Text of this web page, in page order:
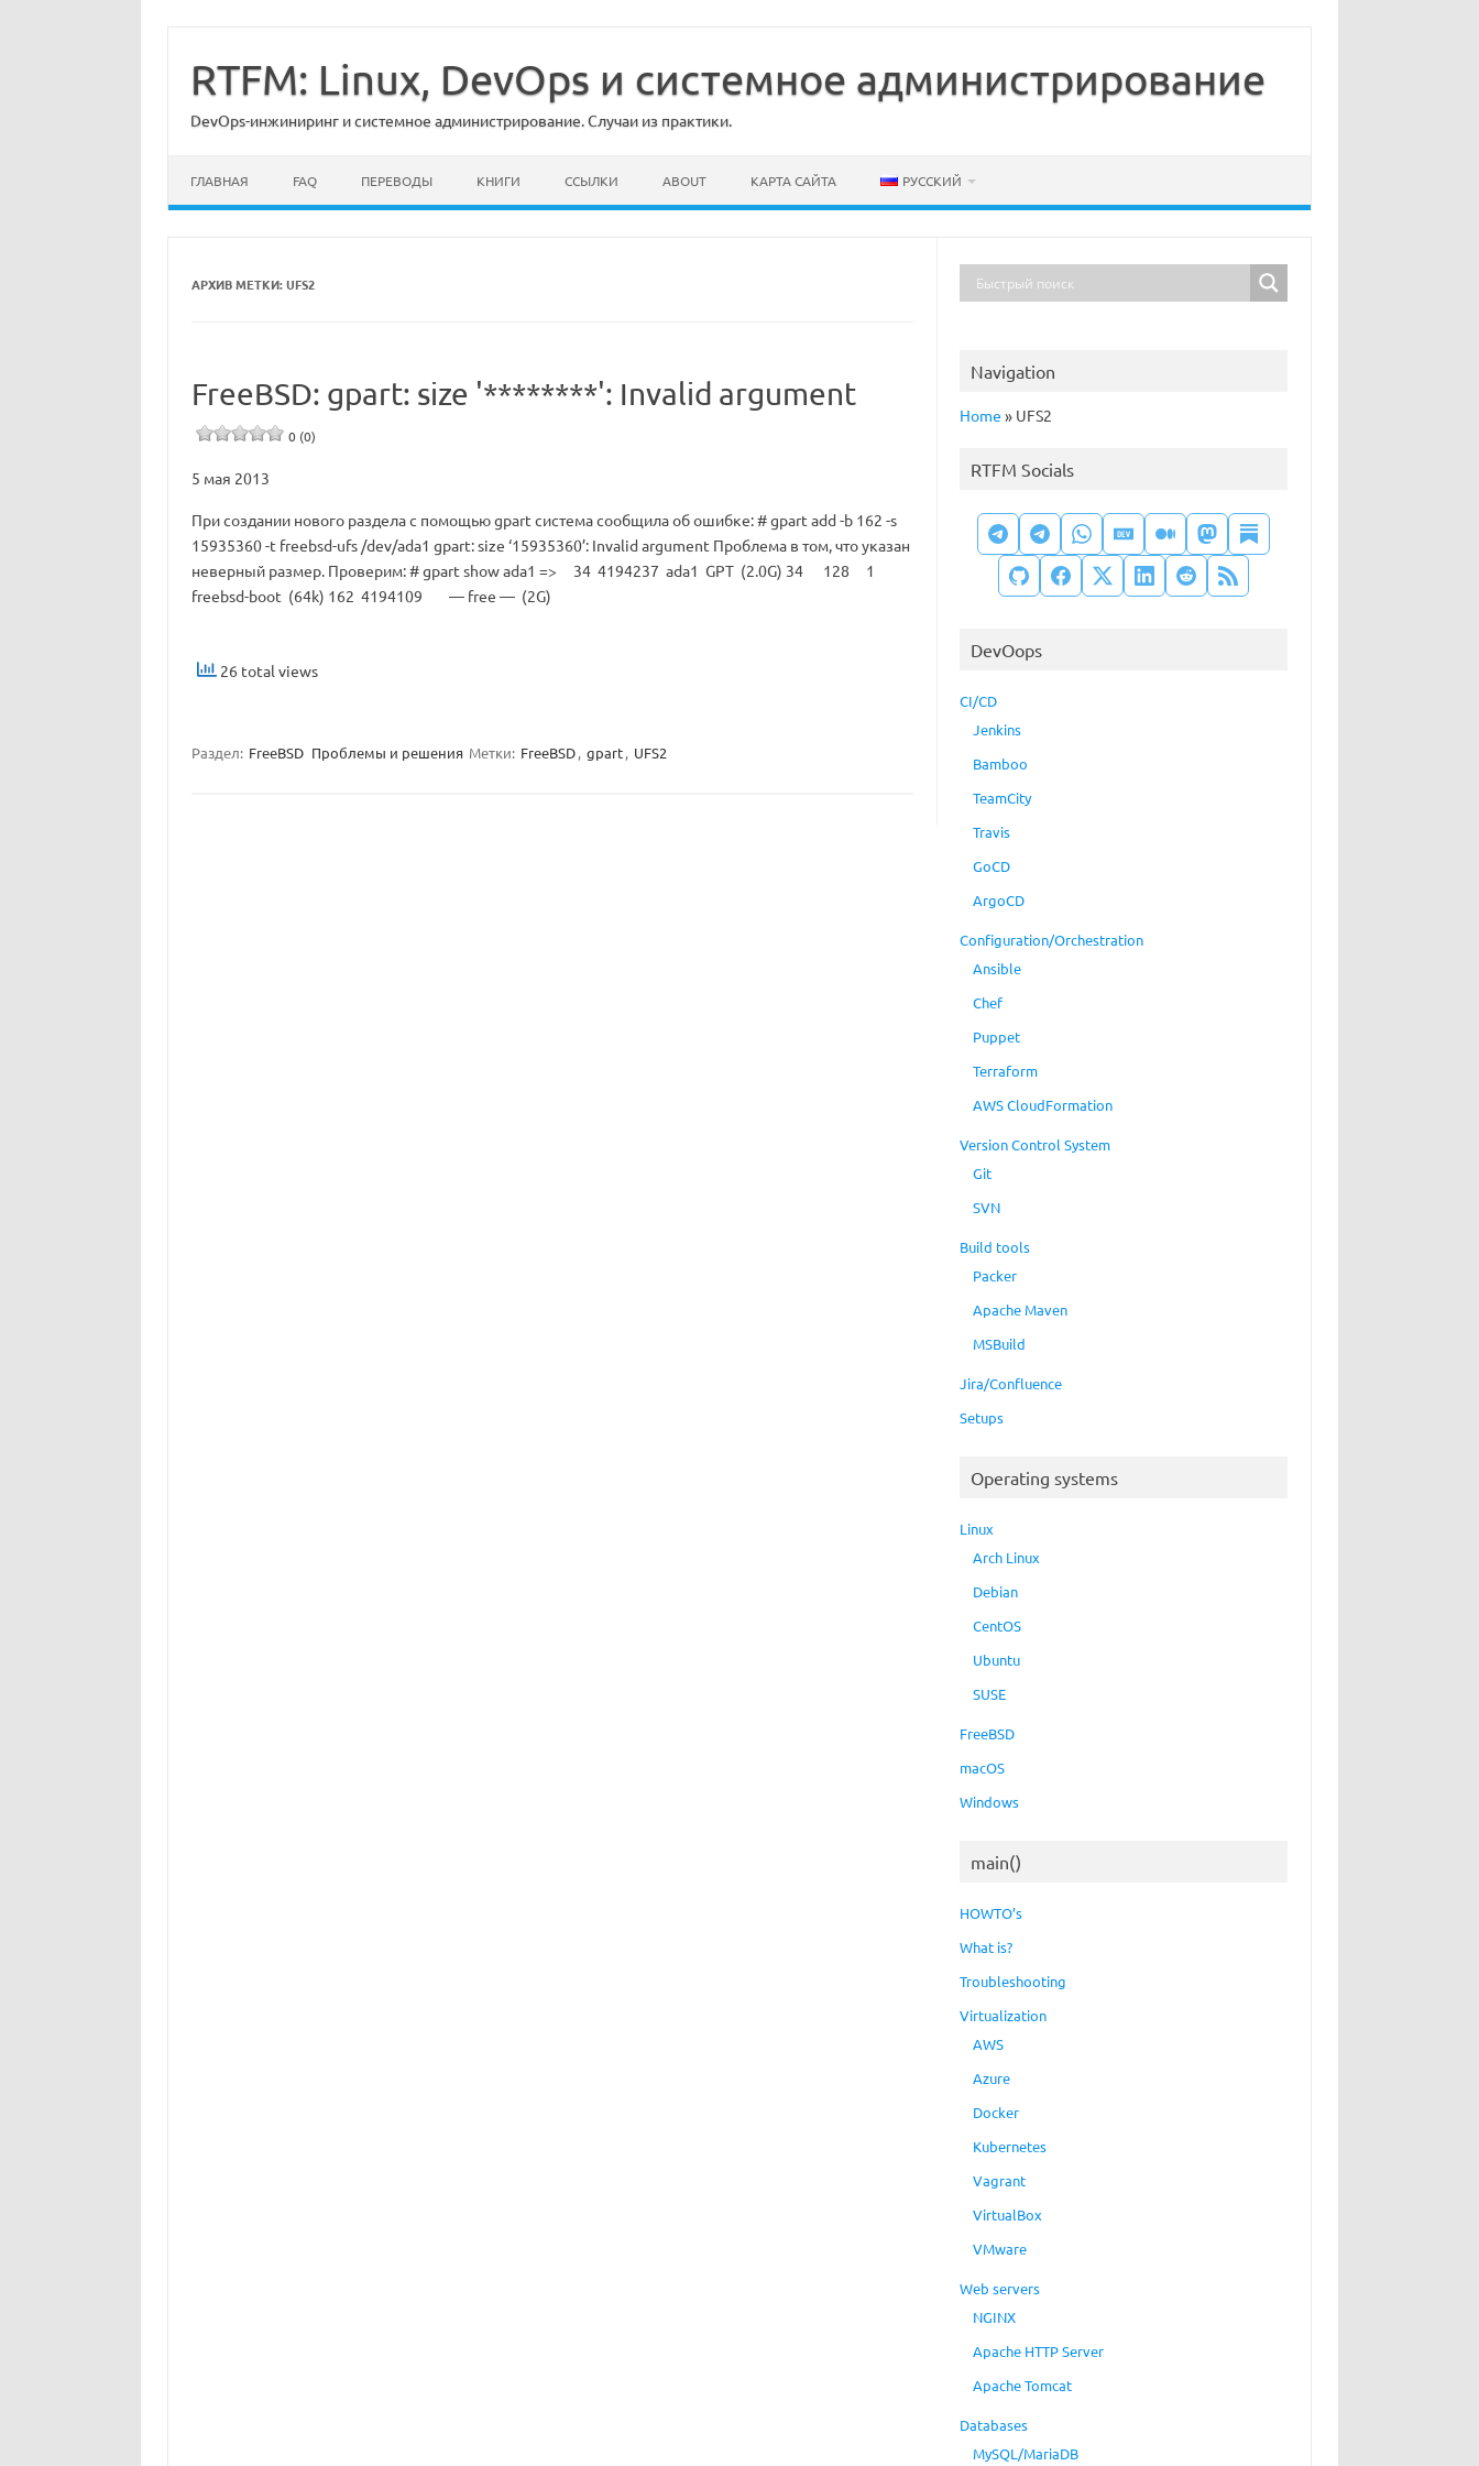
содержимому
RTFM: Linux, DevOps и системное администрирование
DevOps-инжиниринг и системное администрирование. Случаи из практики.
ГЛАВНАЯ FAQ ПЕРЕВОДЫ КНИГИ ССЫЛКИ ABOUT КАРТА САЙТА РУССКИЙ
АРХИВ МЕТКИ:UFS2
FreeBSD: gpart: size '********': Invalid argument
0 (0)
5 мая 2013
При создании нового раздела с помощью gpart система сообщила об ошибке: # gpart add -b 162 -s
15935360 -t freebsd-ufs /dev/ada1 gpart: size ‘15935360’: Invalid argument Проблема в том, что указан
неверный размер. Проверим: # gpart show ada1 => 34 4194237 ada1 GPT (2.0G) 34 128 1
freebsd-boot (64k) 162 4194109 — free — (2G)
26 total views
Раздел: FreeBSD Проблемы и решения Метки: FreeBSD, gpart, UFS2
Navigation
Home » UFS2
RTFM Socials
DevOops
CI/CD
Jenkins
Bamboo
TeamCity
Travis
GoCD
ArgoCD
Configuration/Orchestration
Ansible
Chef
Puppet
Terraform
AWS CloudFormation
Version Control System
Git
SVN
Build tools
Packer
Apache Maven
MSBuild
Jira/Confluence
Setups
Operating systems
Linux
Arch Linux
Debian
CentOS
Ubuntu
SUSE
FreeBSD
macOS
Windows
main()
HOWTO’s
What is?
Troubleshooting
Virtualization
AWS
Azure
Docker
Kubernetes
Vagrant
VirtualBox
VMware
Web servers
NGINX
Apache HTTP Server
Apache Tomcat
Databases
MySQL/MariaDB